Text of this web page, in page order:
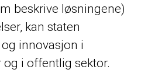
beskrive løsningene)
kan staten
innovasjon i
i offentlig sektor.